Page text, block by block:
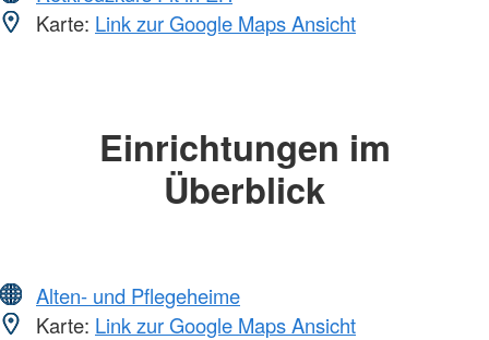
Karte: Link zur Google Maps Ansicht
Einrichtungen im
Überblick
Alten- und Pflegeheime
Karte: Link zur Google Maps Ansicht